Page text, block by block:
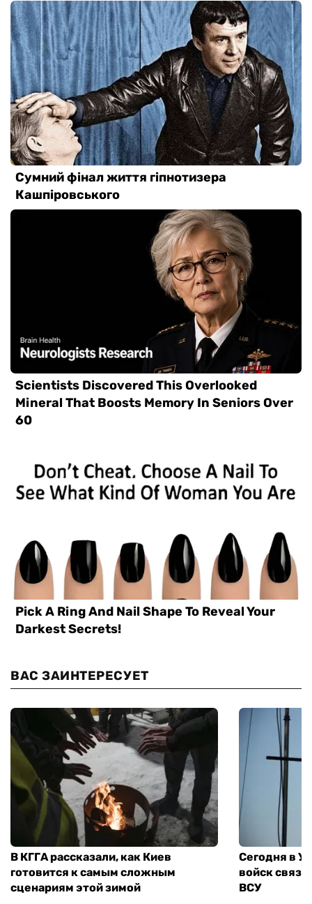
ВАС ЗАИНТЕРЕСУЕТ
В КГГА рассказали, как Киев
готовится к самым сложным
сценариям этой зимой
Сегодня в
войск
ВСУ